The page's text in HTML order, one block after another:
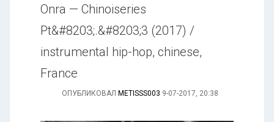
Onra — Chinoiseries
Pt&#8203;.&#8203;3 (2017) /
instrumental hip-hop, chinese,
France
ОПУБЛИКОВАЛ METISSS003 9-07-2017, 20:38